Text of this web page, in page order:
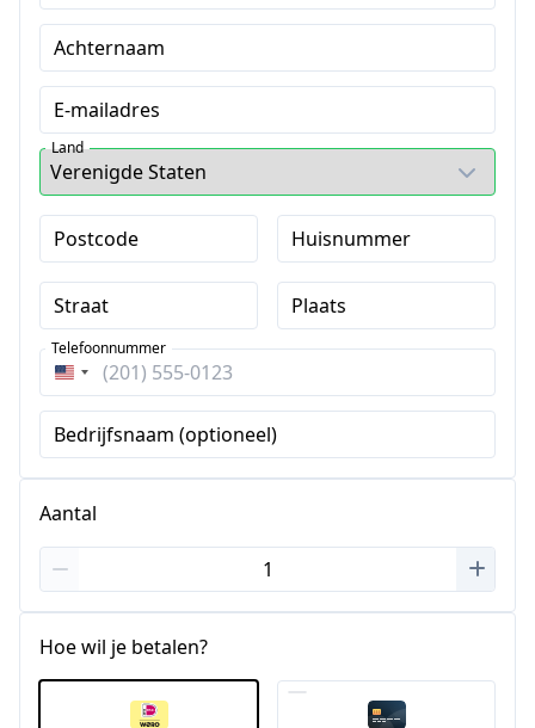
Achternaam
E-mailadres
Land
Postcode Huisnummer
Straat Plaats
Verenigde
Staten
+1
Telefoonnummer
Bedrijfsnaam (optioneel)
Aantal
Hoe wil je betalen?